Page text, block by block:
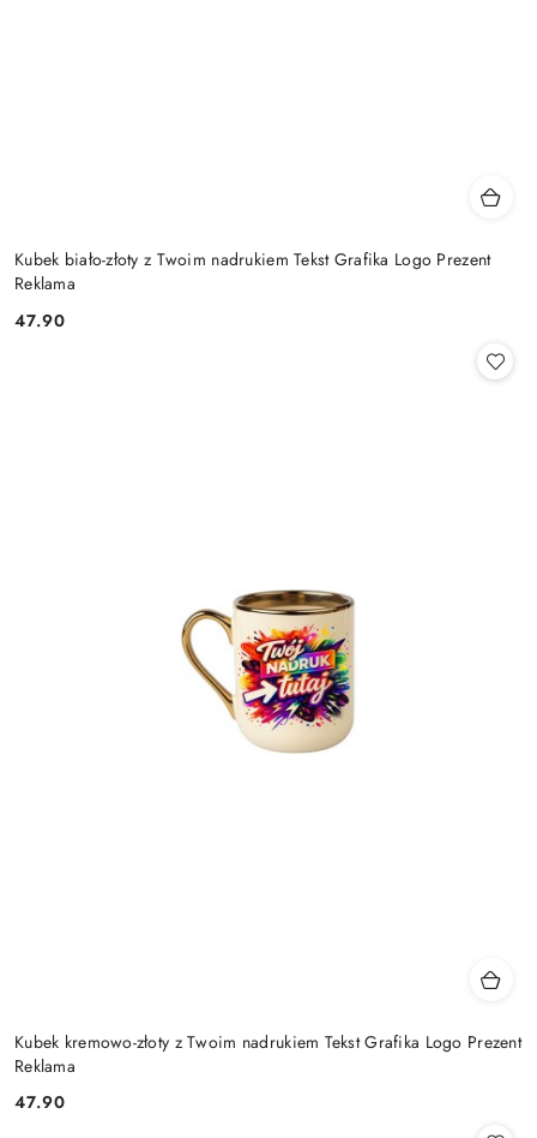
Kubek biało-złoty z Twoim nadrukiem Tekst Grafika Logo Prezent
Reklama
Cena:
47.90
Kubek kremowo-złoty z Twoim nadrukiem Tekst Grafika Logo Prezent
Reklama
Cena:
47.90